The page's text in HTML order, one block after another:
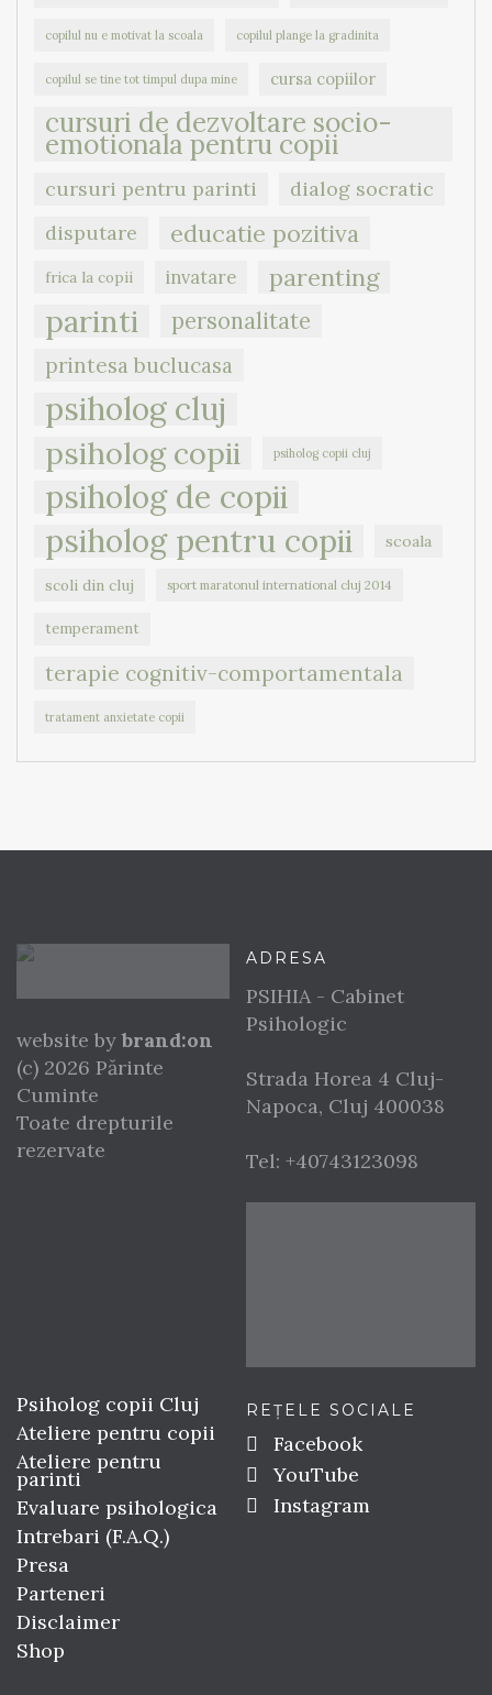
copilul nu e motivat la scoala copilul plange la gradinita
copilul se tine tot timpul dupa mine cursa copiilor
cursuri de dezvoltare socio-
emotionala pentru copii
cursuri pentru parinti
dialog socratic
disputare
educatie pozitiva
frica la copii invatare parenting
parinti personalitate
printesa buclucasa
psiholog cluj
psiholog copii
psiholog copii cluj
psiholog de copii
psiholog pentru copii
scoala
scoli din cluj sport maratonul international cluj 2014
temperament
terapie cognitiv-comportamentala
tratament anxietate copii
website by brand:on
(c) 2026 Părinte
Cuminte
Toate drepturile
rezervate
ADRESA
PSIHIA - Cabinet
Psihologic
Strada Horea 4 Cluj-
Napoca, Cluj 400038
Tel: +40743123098
Psiholog copii Cluj
Ateliere pentru copii
Ateliere pentru
parinti
Evaluare psihologica
Intrebari (F.A.Q.)
Presa
Parteneri
Disclaimer
Shop
REȚELE SOCIALE
Facebook
YouTube
Instagram